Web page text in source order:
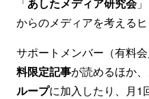
からのメディアを考える
サポートメンバー（有料
料限定記事が読めるほか
ループに加入したり、月1